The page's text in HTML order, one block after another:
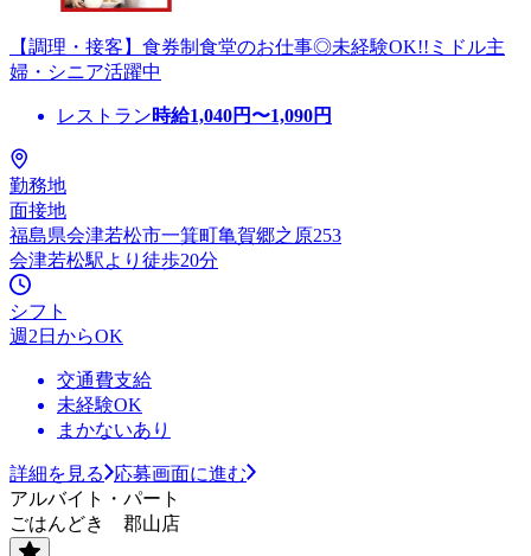
【調理・接客】食券制食堂のお仕事◎未経験OK!!ミドル主
婦・シニア活躍中
レストラン時給1,040円〜1,090円
勤務地
面接地
福島県会津若松市一箕町亀賀郷之原253
会津若松駅より徒歩20分
シフト
週2日からOK
交通費支給
未経験OK
まかないあり
詳細を見る
応募画面に進む
アルバイト・パート
ごはんどき 郡山店